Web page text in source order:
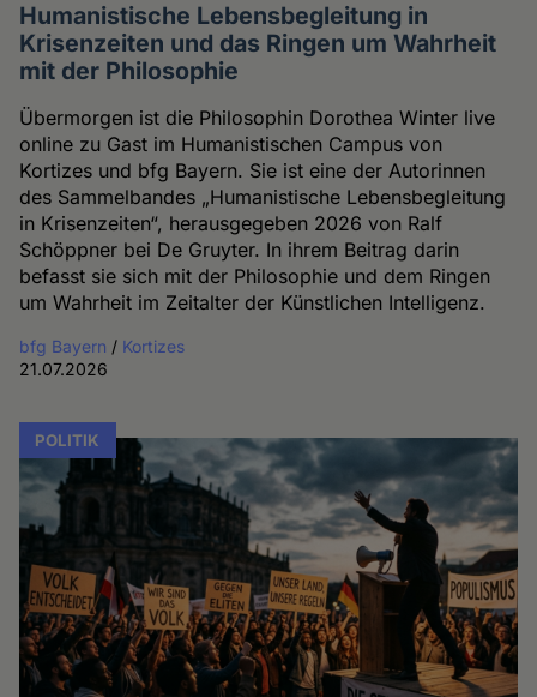
Humanistische Lebensbegleitung in
Krisenzeiten und das Ringen um Wahrheit
mit der Philosophie
Übermorgen ist die Philosophin Dorothea Winter live
online zu Gast im Humanistischen Campus von
Kortizes und bfg Bayern. Sie ist eine der Autorinnen
des Sammelbandes „Humanistische Lebensbegleitung
in Krisenzeiten“, herausgegeben 2026 von Ralf
Schöppner bei De Gruyter. In ihrem Beitrag darin
befasst sie sich mit der Philosophie und dem Ringen
um Wahrheit im Zeitalter der Künstlichen Intelligenz.
bfg Bayern / Kortizes
21.07.2026
POLITIK